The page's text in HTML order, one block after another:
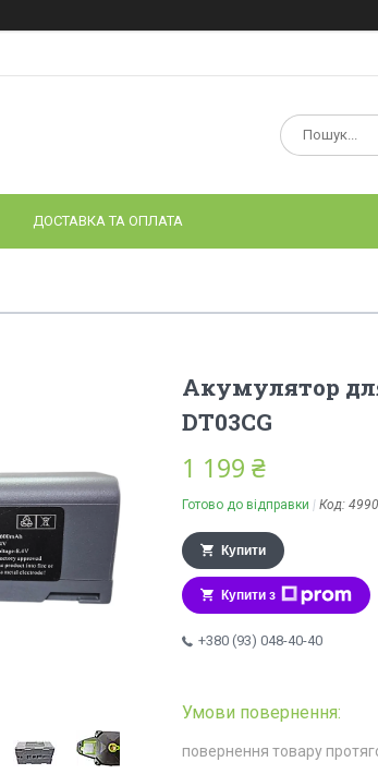
ДОСТАВКА ТА ОПЛАТА
Акумулятор
DT03CG
1 199 ₴
Готово до відправки Код:
Купити
Купити з
+380 (93) 048-40-40
повернення товару